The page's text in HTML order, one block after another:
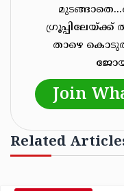
ഗ്രൂപ്പിലേയ്ക്ക്
താഴെ
Join
Related